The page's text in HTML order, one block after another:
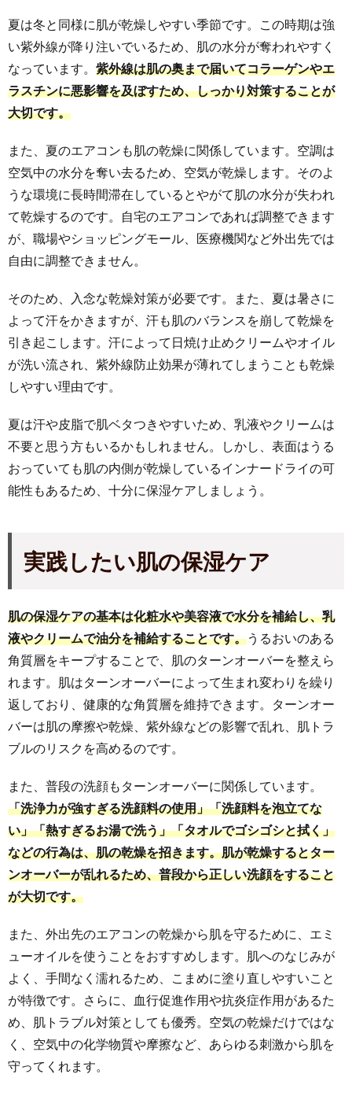
夏は冬と同様に肌が乾燥しやすい季節です。この時期は強
い紫外線が降り注いでいるため、肌の水分が奪われやすく
なっています。 紫外線は肌の奥まで届いてコラーゲンやエ
ラスチンに悪影響を及ぼすため、しっかり対策することが
大切です。
また、夏のエアコンも肌の乾燥に関係しています。空調は
空気中の水分を奪い去るため、空気が乾燥します。そのよ
うな環境に長時間滞在しているとやがて肌の水分が失われ
て乾燥するのです。自宅のエアコンであれば調整できます
が、職場やショッピングモール、医療機関など外出先では
自由に調整できません。
そのため、入念な乾燥対策が必要です。また、夏は暑さに
よって汗をかきますが、汗も肌のバランスを崩して乾燥を
引き起こします。汗によって日焼け止めクリームやオイル
が洗い流され、紫外線防止効果が薄れてしまうことも乾燥
しやすい理由です。
夏は汗や皮脂で肌ベタつきやすいため、乳液やクリームは
不要と思う方もいるかもしれません。しかし、表面はうる
おっていても肌の内側が乾燥しているインナードライの可
能性もあるため、十分に保湿ケアしましょう。
実践したい肌の保湿ケア
肌の保湿ケアの基本は化粧水や美容液で水分を補給し、乳
液やクリームで油分を補給することです。うるおいのある
角質層をキープすることで、肌のターンオーバーを整えら
れます。肌はターンオーバーによって生まれ変わりを繰り
返しており、健康的な角質層を維持できます。ターンオー
バーは肌の摩擦や乾燥、紫外線などの影響で乱れ、肌トラ
ブルのリスクを高めるのです。
また、普段の洗顔もターンオーバーに関係しています。
「洗浄力が強すぎる洗顔料の使用」「洗顔料を泡立てな
い」「熱すぎるお湯で洗う」「タオルでゴシゴシと拭く」
などの行為は、肌の乾燥を招きます。肌が乾燥するとター
ンオーバーが乱れるため、普段から正しい洗顔をすること
が大切です。
また、外出先のエアコンの乾燥から肌を守るために、エミ
ューオイルを使うことをおすすめします。肌へのなじみが
よく、手間なく濡れるため、こまめに塗り直しやすいこと
が特徴です。さらに、血行促進作用や抗炎症作用があるた
め、肌トラブル対策としても優秀。空気の乾燥だけではな
く、空気中の化学物質や摩擦など、あらゆる刺激から肌を
守ってくれます。